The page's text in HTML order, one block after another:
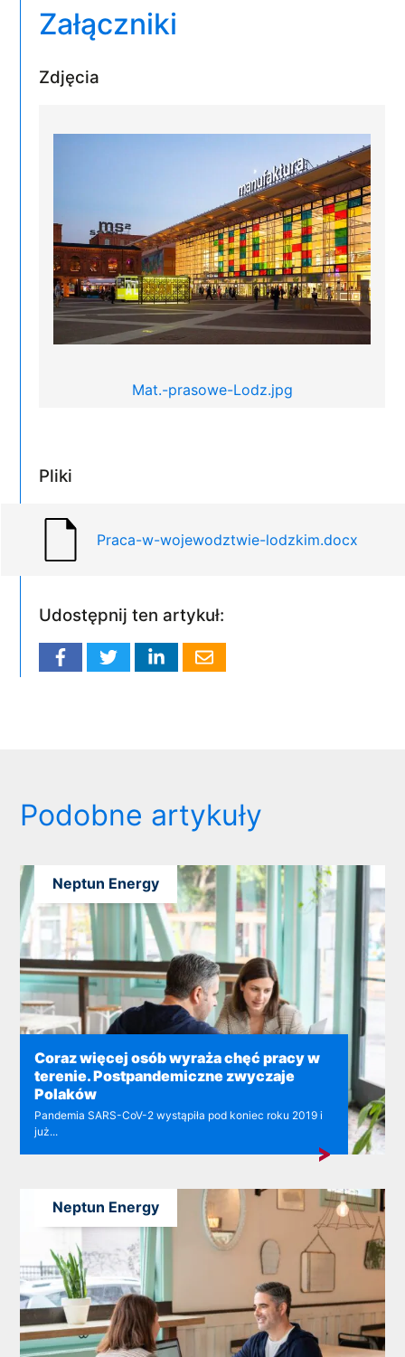
Załączniki
Zdjęcia
Mat.-prasowe-Lodz.jpg
Pliki
Praca-w-wojewodztwie-lodzkim.docx
Udostępnij ten artykuł:
Podobne artykuły
Coraz więcej osób wyraża chęć pracy w
terenie. Postpandemiczne zwyczaje
Polaków
Pandemia SARS-CoV-2 wystąpiła pod koniec roku 2019 i
już...
Neptun Energy
Neptun Energy